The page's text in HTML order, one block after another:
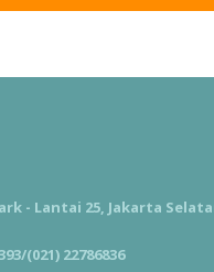
- Lantai 25, Jakarta
(021) 22786836